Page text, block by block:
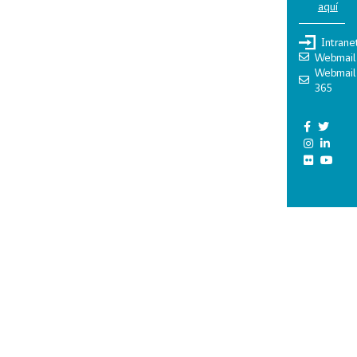
aquí
Webmail
Webmail
365